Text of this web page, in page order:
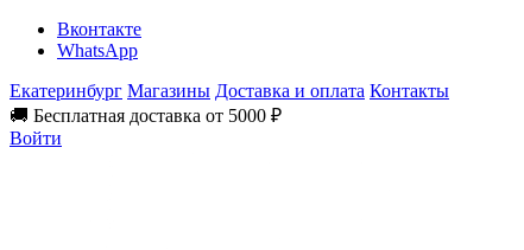
Вконтакте
WhatsApp
Екатеринбург Магазины Доставка и оплата Контакты
🚚 Бесплатная доставка от 5000 ₽
Войти